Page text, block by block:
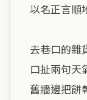
以名正言順
去巷口的雜
口扯兩句天
舊牆邊把餅